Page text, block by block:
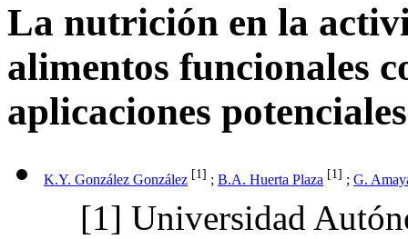
La nutrición en la
alimentos funcionales
aplicaciones potenciales
K.Y. González González [1] ; B.A. Huerta Plaza [1] ; G.
[1] Universidad